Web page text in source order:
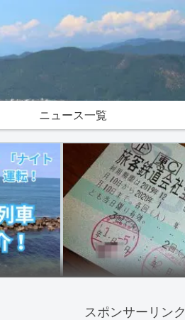
ニュース一覧
スポンサーリンク